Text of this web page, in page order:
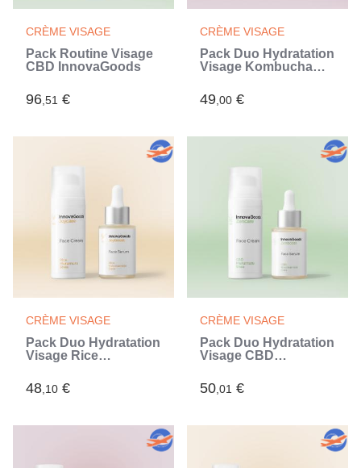
CRÈME VISAGE
Pack Routine Visage
CBD InnovaGoods
96,51 €
CRÈME VISAGE
Pack Duo Hydratation
Visage Kombucha
49,00 €
CRÈME VISAGE
Pack Duo Hydratation
Visage Rice
48,10 €
CRÈME VISAGE
Pack Duo Hydratation
Visage CBD
50,01 €